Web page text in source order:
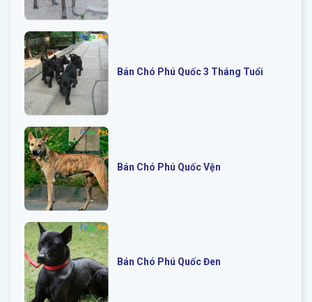
Bán Chó Phú Quốc 3 Tháng Tuổi
Bán Chó Phú Quốc Vện
Bán Chó Phú Quốc Đen